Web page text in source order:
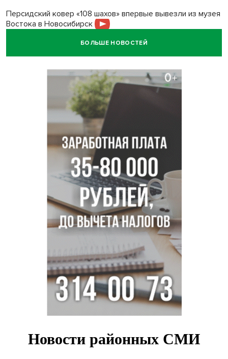
Персидский ковер «108 шахов» впервые вывезли из музея
Востока в Новосибирск
БОЛЬШЕ НОВОСТЕЙ